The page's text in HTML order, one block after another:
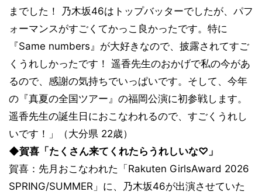
までした！ 乃木坂46はトップバッターでしたが、パフ
ォーマンスがすごくてかっこ良かったです。特に
『Same numbers』が大好きなので、披露されてすご
くうれしかったです！ 遥香先生のおかげで私の今があ
るので、感謝の気持ちでいっぱいです。そして、今年
の『真夏の全国ツアー』の福岡公演に初参戦します。
遥香先生の誕生日におこなわれるので、すごくうれし
いです！」（大分県 22歳）
◆賀喜「たくさん来てくれたらうれしいな♡」
賀喜：先月おこなわれた「Rakuten GirlsAward 2026
SPRING/SUMMER」に、乃木坂46が出演させていた